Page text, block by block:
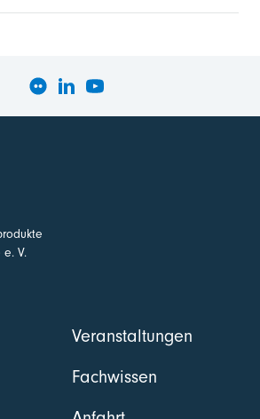
V.
Veranstaltungen
Fachwissen